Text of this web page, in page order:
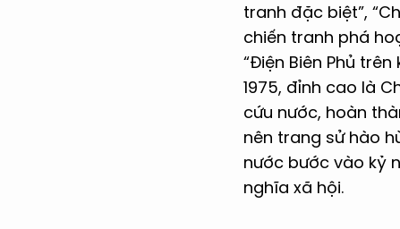
tranh đặc biệt”,
chiến tranh phá
“Điện Biên Phủ
1975, đỉnh cao là
cứu nước, hoàn
nên trang sử hào
nước bước vào kỷ
nghĩa xã hội.